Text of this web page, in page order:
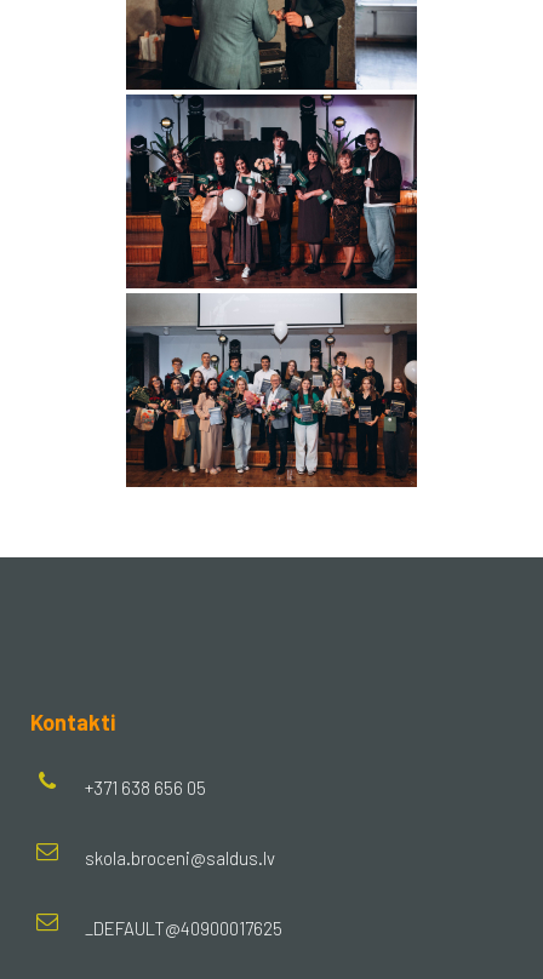
Kontakti
+371 638 656 05
skola.broceni@saldus.lv
_DEFAULT@40900017625